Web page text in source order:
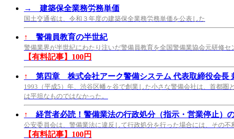
→ 建築保全業務労務単価
国土交通省は、令和３年度の建築保全業務労務単価を公表した
↑ 警備員教育の半世紀
警備業界が半世紀にわたり注いだ警備員教育を全国警備業協会元研修
【有料記事】100円
↑ 第四章 株式会社アーク警備システム 代表取締役会長
1993（平成5）年、渋谷区幡ヶ谷で創業した小さな警備会社は、首都
は平坦なものではなかった。
↑ 経営者必読！警備業法の行政処分（指示・営業停止）
公安委員会は、警備業法に違反して行政処分を行った場合には、その
【有料記事】100円